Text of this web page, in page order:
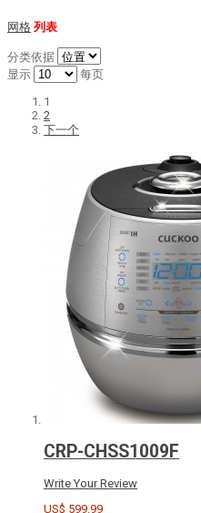
网格 列表
分类依据
显示
每页
1
2
下一个
CRP-CHSS1009F
Write Your Review
US$ 599.99